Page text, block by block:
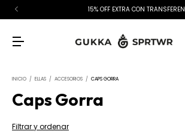
15% OFF EXTRA CON
INICIO / ELLAS / ACCESORIOS / CAPS GORRA
Caps Gorra
Filtrar y ordenar